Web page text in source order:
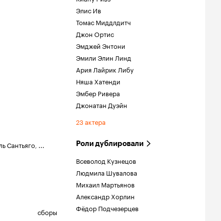
Сантьяго, ...
сборы
Элис Ив
Томас Миддлдитч
Джон Ортис
Эмджей Энтони
Эмили Элин Линд
Ария Лайрик Либу
Няша Хатенди
Эмбер Ривера
Джонатан Дуэйн
23 актера
Роли дублировали
Всеволод Кузнецов
Людмила Шувалова
Михаил Мартьянов
Александр Хорлин
Фёдор Подчезерцев